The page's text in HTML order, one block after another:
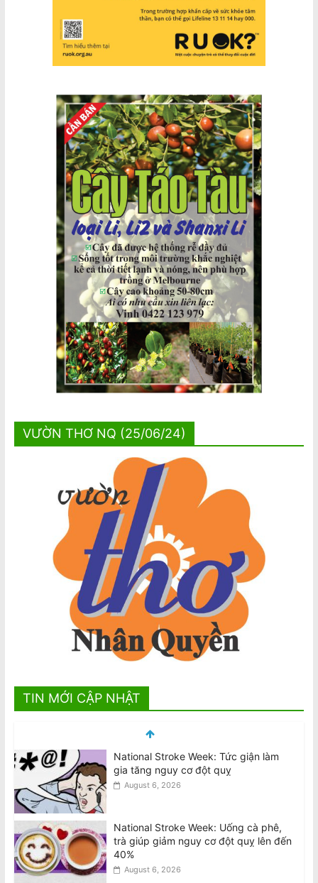
VƯỜN THƠ NQ (25/06/24)
TIN MỚI CẬP NHẬT
National Stroke Week: Tức giận làm
gia tăng nguy cơ đột quỵ
August 6, 2026
National Stroke Week: Uống cà phê,
trà giúp giảm nguy cơ đột quỵ lên đến
40%
August 6, 2026